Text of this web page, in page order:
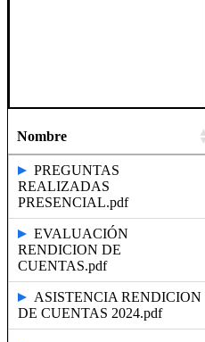
Nombre
PREGUNTAS
REALIZADAS
PRESENCIAL.pdf
EVALUACIÓN
RENDICION DE
CUENTAS.pdf
ASISTENCIA RENDICION
DE CUENTAS 2024.pdf